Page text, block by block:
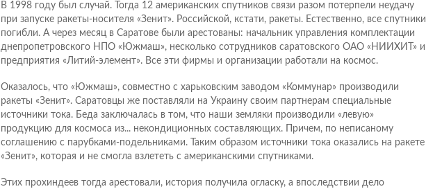
В 1998 году был случай. Тогда 12 американских спутников связи разом потерпели неудачу
при запуске ракеты-носителя «Зенит». Российской, кстати, ракеты. Естественно, все спутники
погибли. А через месяц в Саратове были арестованы: начальник управления комплектации
днепропетровского НПО «Южмаш», несколько сотрудников саратовского ОАО «НИИХИТ» и
предприятия «Литий-элемент». Все эти фирмы и организации работали на космос.
Оказалось, что «Южмаш», совместно с харьковским заводом «Коммунар» производили
ракеты «Зенит». Саратовцы же поставляли на Украину своим партнерам специальные
источники тока. Беда заключалась в том, что наши земляки производили «левую»
продукцию для космоса из... некондиционных составляющих. Причем, по неписаному
соглашению с парубками-подельниками. Таким образом источники тока оказались на ракете
«Зенит», которая и не смогла взлететь с американскими спутниками.
Этих прохиндеев тогда арестовали, история получила огласку, а впоследствии дело